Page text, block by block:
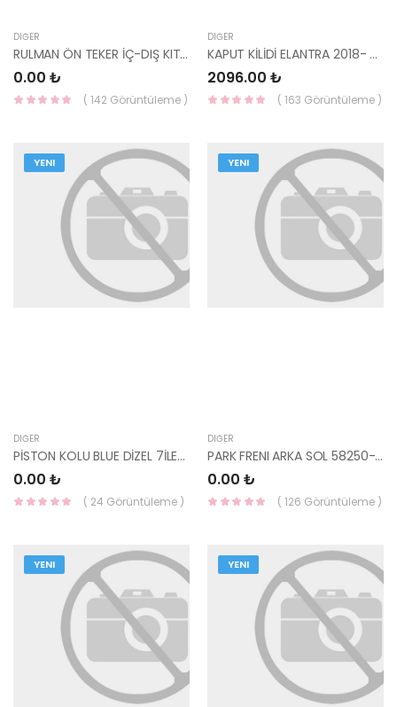
DIĞER
RULMAN ÖN TEKER İÇ-DIŞ KIT 2 RULMAN MITS 51703-4A000-YS
0.00 ₺
( 142 Görüntüleme )
DIĞER
KAPUT KİLİDİ ELANTRA 2018- 81130-F2500-HMC
2096.00 ₺
( 163 Görüntüleme )
YENI
DIĞER
PİSTON KOLU BLUE DİZEL 7İLERİ /İ30 15- DİZEL 23510-2A300-HMC
0.00 ₺
( 24 Görüntüleme )
YENI
DIĞER
PARK FRENI ARKA SOL 58250-2P100-HMC
0.00 ₺
( 126 Görüntüleme )
YENI YENI